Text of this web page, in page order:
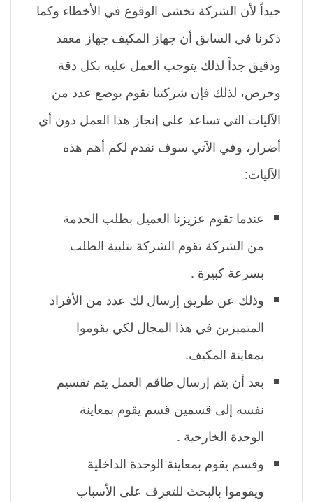
جيداً لأن الشركة تخشى الوقوع في الأخطاء وكما
ذكرنا في السابق أن جهاز المكيف جهاز معقد
ودقيق جداً لذلك يتوجب العمل عليه بكل دقة
وحرص، لذلك فإن شركتنا تقوم بوضع عدد من
الآليات التي تساعد على إنجاز هذا العمل دون أي
أضرار، وفي الآتي سوف نقدم لكم أهم هذه
الآليات:
عندما تقوم عزيزنا العميل بطلب الخدمة
من الشركة تقوم الشركة بتلبية الطلب
بسرعة كبيرة .
وذلك عن طريق إرسال لك عدد من الأفراد
المتميزين في هذا المجال لكي يقوموا
بمعاينة المكيف.
بعد أن يتم إرسال طاقم العمل يتم تقسيم
نفسه إلى قسمين قسم يقوم بمعاينة
الوحدة الخارجية .
وقسم يقوم بمعاينة الوحدة الداخلية
ويقوموا بالبحث للتعرف على الأسباب